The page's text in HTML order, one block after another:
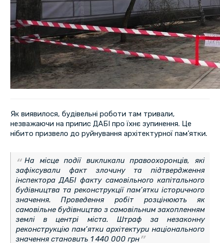
Як виявилося, будівельні роботи там тривали,
незважаючи на припис ДАБІ про їхнє зупинення. Це
нібито призвело до руйнування архітектурної пам’ятки.
На місце події викликали правоохоронців, які
зафіксували факт злочину та підтвердження
інспектора ДАБІ факту самовільного капітального
будівництва та реконструкції пам’ятки історичного
значення. Проведення робіт розцінюють як
самовільне будівництво з самовільним захопленням
землі в центрі міста. Штраф за незаконну
реконструкцію пам’ятки архітектури національного
значення становить 1 440 000 грн